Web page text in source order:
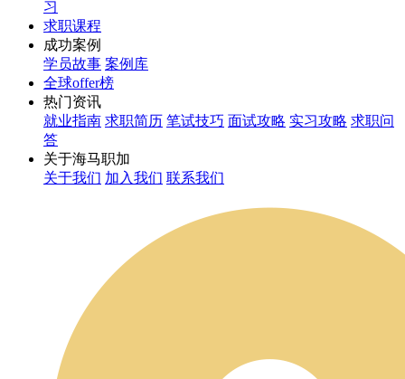
习
求职课程
成功案例
学员故事 案例库
全球offer榜
热门资讯
就业指南 求职简历 笔试技巧 面试攻略 实习攻略 求职问
答
关于海马职加
关于我们 加入我们 联系我们